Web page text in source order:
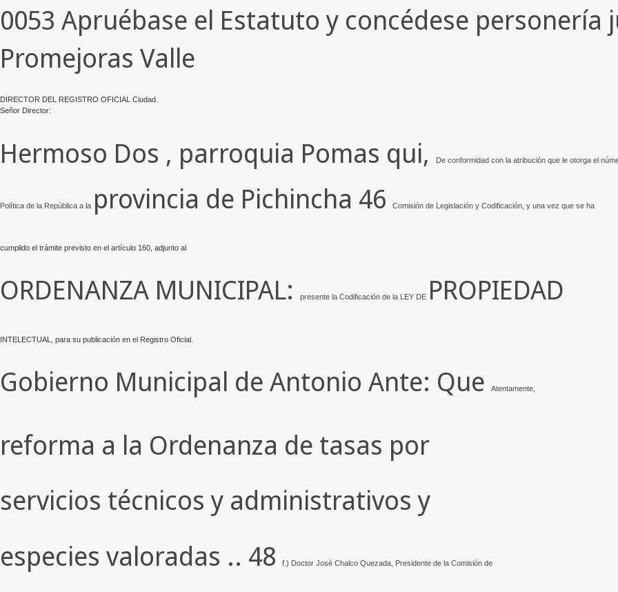
0053 Apruébase el Estatuto y concédese personería
Promejoras Valle
DIRECTOR DEL REGISTRO OFICIAL Ciudad. ­
Señor Director:
Hermoso Dos , parroquia Pomas qui, De conformidad con la atribución que le otorga el
Política de la República a la provincia de Pichincha 46 Comisión de Legislación y Codificación, y una vez que se ha
cumplido el trámite previsto en el artículo 160, adjunto al
ORDENANZA MUNICIPAL: presente la Codificación de la LEY DE PROPIEDAD
INTELECTUAL, para su publicación en el Registro Oficial.
Gobierno Municipal de Antonio Ante: Que Atentamente,
reforma a la Ordenanza de tasas por
servicios técnicos y administrativos y
especies valoradas .. 48
f.) Doctor José Chalco Quezada, Presidente de la Comisión de